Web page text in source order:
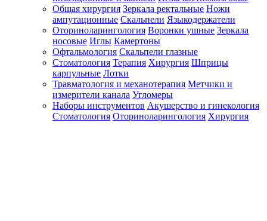
Общая хирургия Зеркала ректальные Ножи
ампутационные Скальпели Языкодержатели
Оториноларингология Воронки ушные Зеркала
носовые Иглы Камертоны
Офтальмология Скальпели глазные
Стоматология Терапия Хирургия Шприцы
карпульные Лотки
Травматология и механотерапия Метчики и
измерители канала Угломеры
Наборы инструментов Акушерство и гинекология
Стоматология Оториноларингология Хирургия